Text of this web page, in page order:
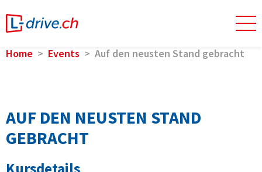
Home Events Auf den neusten Stand gebracht
AUF DEN NEUSTEN STAND
GEBRACHT